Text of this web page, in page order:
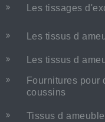
Les tissages
Les tissus d
Les tissus d
Fournitures pour
coussins
Tissus d